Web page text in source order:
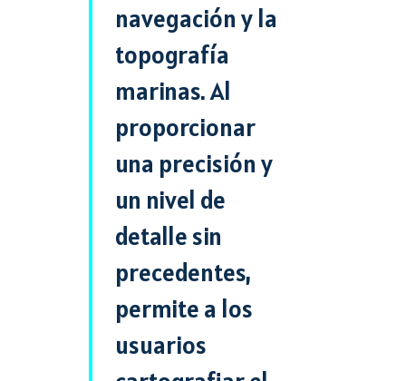
navegación y la
topografía
marinas. Al
proporcionar
una precisión y
un nivel de
detalle sin
precedentes,
permite a los
usuarios